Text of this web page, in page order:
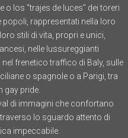
o los “trajes de luces” dei toreri
rappresentati nella loro
stili di vita, propri e unici,
nelle lussureggianti
frenetico traffico di Baly, sulle
o spagnole o a Parigi, tra
gay pride.
di immagini che confortano
lo sguardo attento di
impeccabile.